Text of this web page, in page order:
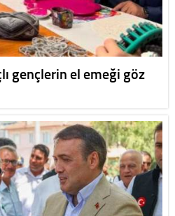
gençlerin el emeği göz